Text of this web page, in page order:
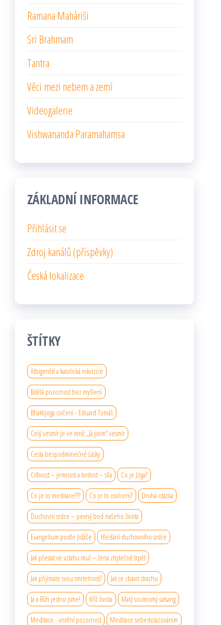
Ramana Maháriši
Sri Brahmam
Tantra
Věci mezi nebem a zemí
Videogalerie
Vishwananda Paramahamsa
ZÁKLADNÍ INFORMACE
Přihlásit se
Zdroj kanálů (příspěvky)
Česká lokalizace
ŠTÍTKY
Albigenští a katolická inkvizice
Bdělá pozornost bez myšlení
Bhaktijoga cvičení - Eduard Tomáš
Celý vesmír je ve mně „Já jsem“ vesmír
Cesta bezpodmínečné Lásky
Citlivost – jemnost a tvrdost – síla Co je Jóga?
Co je to meditace??? Co je to osvícení? Druhá otázka
Duchovní srdce – pevný bod našeho života
Evangelium podle Jidáše Hledání duchovního srdce
Jak přestat ve vztahu muž – žena zbytečně trpět
Jak přijímáte svou smrtelnost? Jak se zbavit strachu
Já a Bůh jedno jsme! Kříž života Malý soukromý satsang
Meditace - vnitřní pozornost Meditace sebedotazováním